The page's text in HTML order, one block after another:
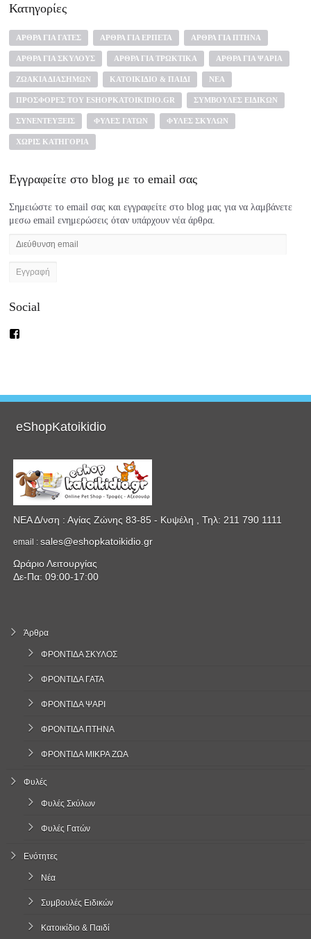
Κατηγορίες
ΆΡΘΡΑ ΓΙΑ ΓΆΤΕΣ ΆΡΘΡΑ ΓΙΑ ΕΡΠΕΤΆ ΆΡΘΡΑ ΓΙΑ ΠΤΗΝΆ
ΆΡΘΡΑ ΓΙΑ ΣΚΎΛΟΥΣ ΆΡΘΡΑ ΓΙΑ ΤΡΩΚΤΙΚΆ ΆΡΘΡΑ ΓΙΑ ΨΆΡΙΑ
ΖΩΆΚΙΑ ΔΙΑΣΉΜΩΝ ΚΑΤΟΙΚΊΔΙΟ & ΠΑΙΔΊ ΝΈΑ
ΠΡΟΣΦΟΡΈΣ ΤΟΥ ESHOPKATOIKIDIO.GR ΣΥΜΒΟΥΛΈΣ ΕΙΔΙΚΏΝ
ΣΥΝΕΝΤΕΎΞΕΙΣ ΦΥΛΈΣ ΓΑΤΏΝ ΦΥΛΈΣ ΣΚΎΛΩΝ
ΧΩΡΊΣ ΚΑΤΗΓΟΡΊΑ
Εγγραφείτε στο blog με το email σας
Σημειώστε το email σας και εγγραφείτε στο blog μας για να λαμβάνετε
μεσω email ενημερώσεις όταν υπάρχουν νέα άρθρα.
Διεύθυνση
Social
eShopKatoikidio
ΝΕΑ Δ/νση : Αγίας Ζώνης 83-85 - Κυψέλη , Τηλ: 211 790 1111
email : sales@eshopkatoikidio.gr
Ωράριο Λειτουργίας
Δε-Πα: 09:00-17:00
Άρθρα
ΦΡΟΝΤΙΔΑ ΣΚΥΛΟΣ
ΦΡΟΝΤΙΔΑ ΓΑΤΑ
ΦΡΟΝΤΙΔΑ ΨΑΡΙ
ΦΡΟΝΤΙΔΑ ΠΤΗΝΑ
ΦΡΟΝΤΙΔΑ ΜΙΚΡΑ ΖΩΑ
Φυλές
Φυλές Σκύλων
Φυλές Γατών
Ενότητες
Νέα
Συμβουλές Ειδικών
Κατοικίδιο & Παιδί